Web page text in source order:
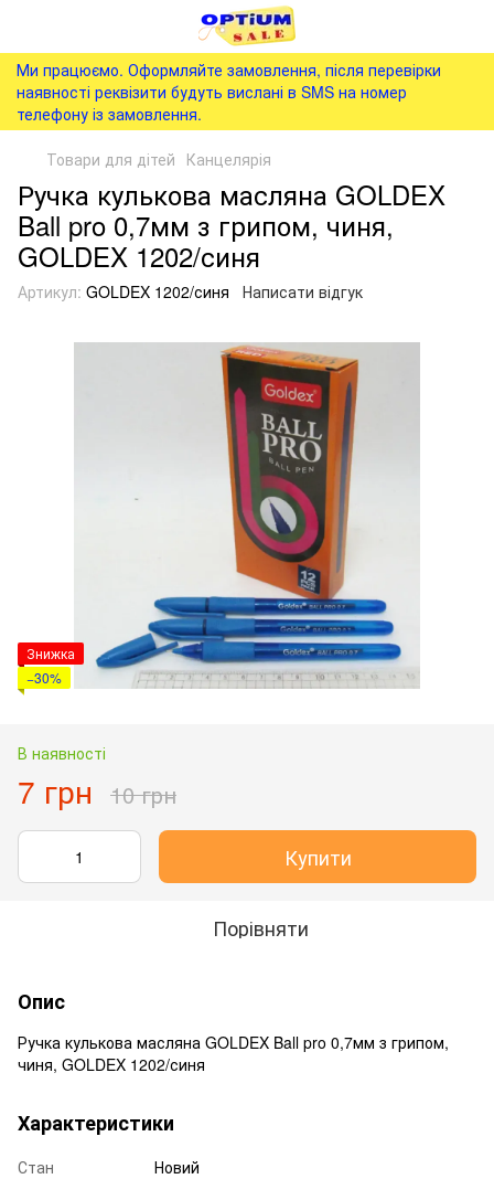
Ми працюємо. Оформляйте замовлення, після перевірки
наявності реквізити будуть вислані в SMS на номер
телефону із замовлення.
Товари для дітей Канцелярія
Ручка кулькова масляна GOLDEX
Ball pro 0,7мм з грипом, чиня,
GOLDEX 1202/синя
Артикул: GOLDEX 1202/синя Написати відгук
Знижка
−30%
В наявності
7 грн 10 грн
Купити
Порівняти
Опис
Ручка кулькова масляна GOLDEX Ball pro 0,7мм з грипом,
чиня, GOLDEX 1202/синя
Характеристики
Стан
Новий